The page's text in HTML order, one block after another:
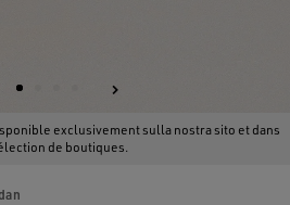
exclusivement sulla nostra sito et dans
de boutiques.